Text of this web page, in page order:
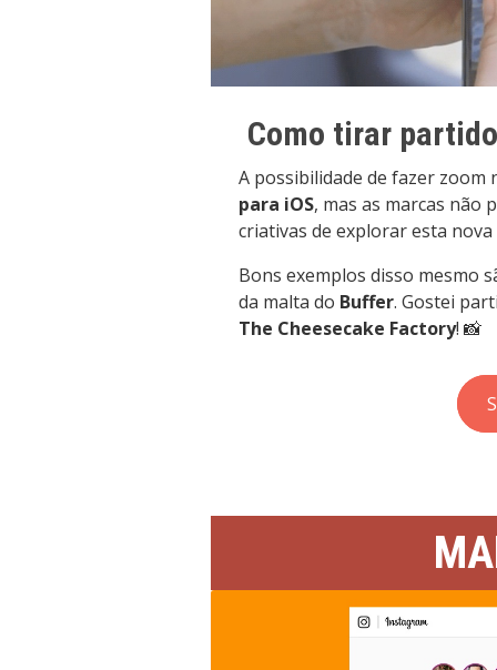
Como tirar
A possibilidade de fazer
para iOS, mas as marcas não
criativas de explorar esta
Bons exemplos disso mesmo
da malta do Buffer. Gostei
The Cheesecake Factory! 📸